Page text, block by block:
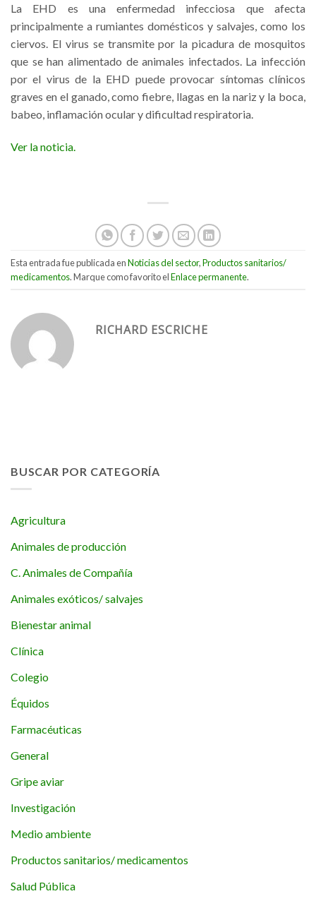
La EHD es una enfermedad infecciosa que afecta
principalmente a rumiantes domésticos y salvajes, como los
ciervos. El virus se transmite por la picadura de mosquitos
que se han alimentado de animales infectados. La infección
por el virus de la EHD puede provocar síntomas clínicos
graves en el ganado, como fiebre, llagas en la nariz y la boca,
babeo, inflamación ocular y dificultad respiratoria.
Ver la noticia.
Esta entrada fue publicada enNoticias del sector,Productos sanitarios/
medicamentos. Marque como favorito elEnlace permanente.
RICHARD ESCRICHE
BUSCAR POR CATEGORÍA
Agricultura
Animales de producción
C. Animales de Compañía
Animales exóticos/ salvajes
Bienestar animal
Clínica
Colegio
Équidos
Farmacéuticas
General
Gripe aviar
Investigación
Medio ambiente
Productos sanitarios/ medicamentos
Salud Pública